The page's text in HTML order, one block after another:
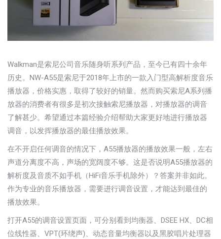
Walkman是索尼公司音乐随身听系列产品，至今已有四十余年
历史。NW-A55是索尼于2018年上市的一款入门型高解析度音乐
播放器，价格实惠，取得了较好的销量。然而购买索尼A系列播
放器的消费者有很多是初次接触索尼播放器，对播放器的调音
了解甚少。希望通过本篇经验介绍帮助大家更好地进行播放器
调音，以发挥播放器的最佳播放效果。
在不开启任何调音的情况下，A55播放器的播放效果一般，左右
声道分离度不高，声场的宽阔度不够。这是否说明A55播放器的
解析度及音质不如手机（HiFi音乐手机除外）？答案并非如此。
作为专业的音乐播放器，需要进行调音设置，才能达到最佳的
播放效果。
打开A55的调音设置页面，可分别看到均衡器、DSEE HX、DC相
位线性器、VPT(环绕声)、动态音量均衡器以及黑胶唱片处理器